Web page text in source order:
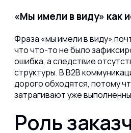
«Мы имели в виду» как
Фраза «мы имели в виду»
что что-то не было
ошибка, а следствие
структуры. В B2B
дорого обходятся, потому
затрагивают уже
Роль